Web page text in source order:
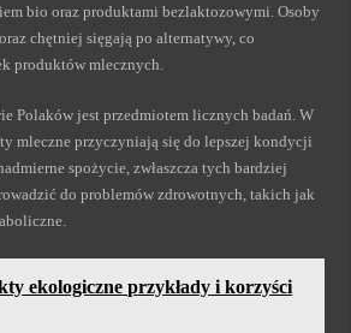
bio oraz produktami bezlaktozowymi. Osoby
chętniej sięgają po alternatywy, co
produktów mlecznych.
Polaków jest przedmiotem licznych badań. W
mleczne przyczyniają się do lepszej kondycji
spożycie, zwłaszcza tych bardziej
do problemów zdrowotnych, takich jak
ekologiczne przykłady i korzyści